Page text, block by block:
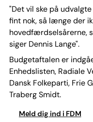
"Det vil ske på
fint nok, så længe der
hovedfærdselsårerne,
siger Dennis Lange".
Budgetaftalen er
Enhedslisten, Radiale
Dansk Folkeparti, Frie
Traberg Smidt.
Meld dig ind i FDM